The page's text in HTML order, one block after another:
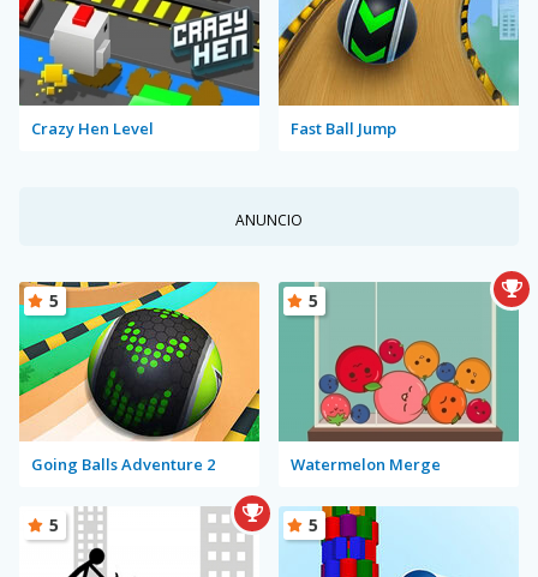
Crazy Hen Level Fast Ball Jump
ANUNCIO
Going Balls Adventure 2
5
Watermelon Merge
5
5 5